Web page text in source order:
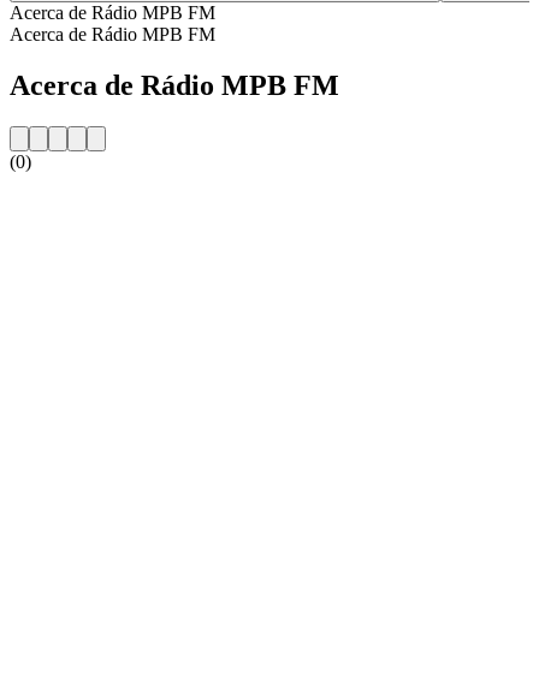
Acerca de Rádio MPB FM
Acerca de Rádio MPB FM
Acerca de Rádio MPB FM
(0)